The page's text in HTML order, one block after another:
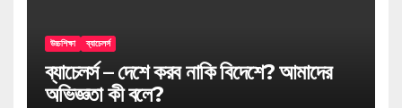
উচ্চশিক্ষা ব্যাচেলর্স
ব্যাচেলর্স – দেশে করব নাকি বিদেশে? আমাদের
অভিজ্ঞতা কী বলে?